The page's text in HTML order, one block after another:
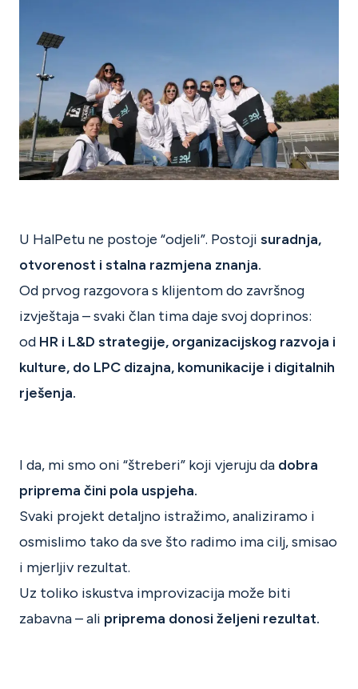
U HalPetu ne postoje “odjeli”. Postoji suradnja,
otvorenost i stalna razmjena znanja.
Od prvog razgovora s klijentom do završnog
izvještaja – svaki član tima daje svoj doprinos:
od HR i L&D strategije, organizacijskog razvoja i
kulture, do LPC dizajna, komunikacije i digitalnih
rješenja.
I da, mi smo oni “štreberi” koji vjeruju da dobra
priprema čini pola uspjeha.
Svaki projekt detaljno istražimo, analiziramo i
osmislimo tako da sve što radimo ima cilj, smisao
i mjerljiv rezultat.
Uz toliko iskustva improvizacija može biti
zabavna – ali priprema donosi željeni rezultat.